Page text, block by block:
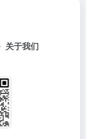
关于我们